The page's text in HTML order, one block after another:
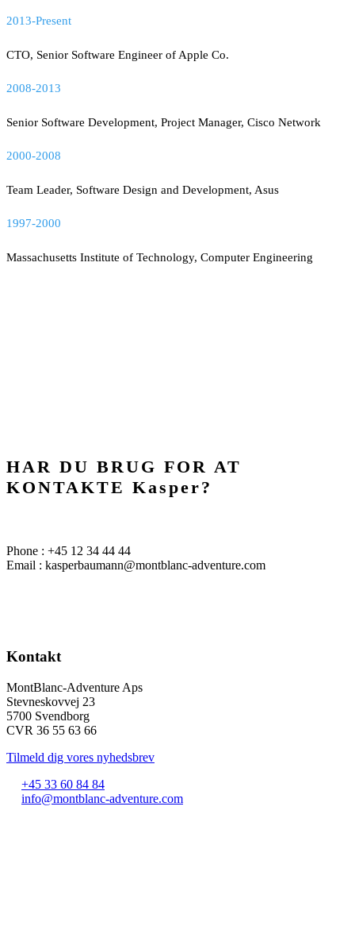
2013-Present
CTO, Senior Software Engineer of Apple Co.
2008-2013
Senior Software Development, Project Manager, Cisco Network
2000-2008
Team Leader, Software Design and Development, Asus
1997-2000
Massachusetts Institute of Technology, Computer Engineering
HAR DU BRUG FOR AT
KONTAKTE Kasper?
Phone : +45 12 34 44 44
Email : kasperbaumann@montblanc-adventure.com
Kontakt
MontBlanc-Adventure Aps
Stevneskovvej 23
5700 Svendborg
CVR 36 55 63 66
Tilmeld dig vores nyhedsbrev
+45 33 60 84 84
info@montblanc-adventure.com